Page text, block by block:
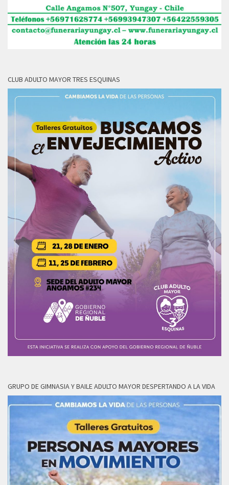
CLUB ADULTO MAYOR TRES ESQUINAS
GRUPO DE GIMNASIA Y BAILE ADULTO MAYOR DESPERTANDO A LA VIDA